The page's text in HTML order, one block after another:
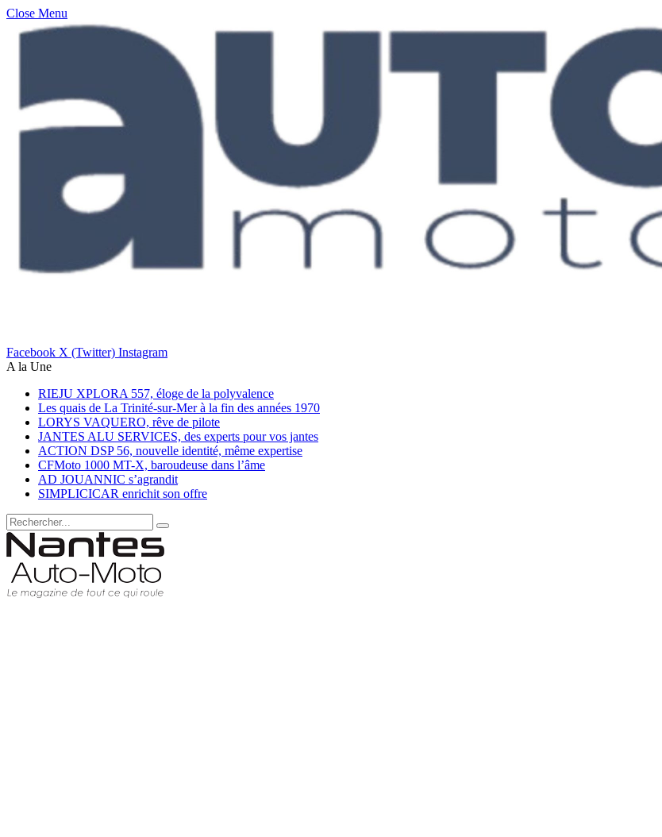
Close Menu
Facebook X (Twitter) Instagram
A la Une
RIEJU XPLORA 557, éloge de la polyvalence
Les quais de La Trinité-sur-Mer à la fin des années 1970
LORYS VAQUERO, rêve de pilote
JANTES ALU SERVICES, des experts pour vos jantes
ACTION DSP 56, nouvelle identité, même expertise
CFMoto 1000 MT-X, baroudeuse dans l’âme
AD JOUANNIC s’agrandit
SIMPLICICAR enrichit son offre